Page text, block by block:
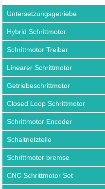
Untersetzungsgetriebe
Hybrid Schrittmotor
Schrittmotor Treiber
Linearer Schrittmotor
Getriebeschrittmotor
Closed Loop Schrittmotor
Schrittmotor Encoder
Schaltnetzteile
Schrittmotor bremse
CNC Schrittmotor Set